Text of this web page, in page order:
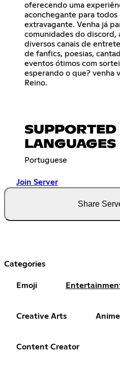
oferecendo uma
aconchegante para todos
extravagante. Venha já
comunidades do discord,
diversos canais de
de fanfics, poesias,
eventos ótimos com
esperando o que? venha
Reino.
SUPPORTED
LANGUAGES
Portuguese
Join Server
Share
Categories
Emoji
Creative Arts
Content Creator